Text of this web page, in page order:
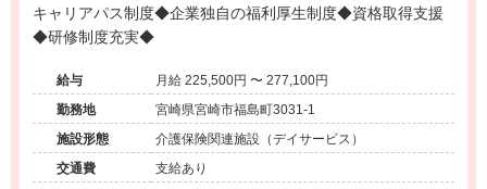
キャリアパス制度◆企業独自の福利厚生制度◆資格取得支援
◆研修制度充実◆
給与
月給 225,500円 〜 277,100円
勤務地
宮崎県宮崎市福島町3031-1
施設形態
介護保険関連施設（デイサービス）
交通費
支給あり